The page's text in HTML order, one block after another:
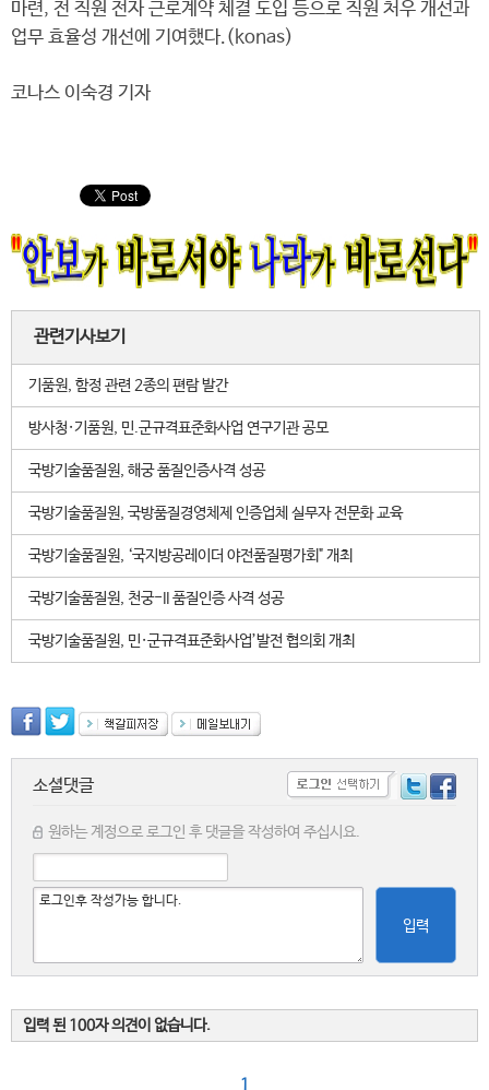
마련, 전 직원 전자 근로계약 체결 도입 등으로 직원 처우 개선과
업무 효율성 개선에 기여했다.(konas)
코나스 이숙경 기자
관련기사보기
기품원, 함정 관련 2종의 편람 발간
방사청·기품원, 민.군규격표준화사업 연구기관 공모
국방기술품질원, 해궁 품질인증사격 성공
국방기술품질원, 국방품질경영체제 인증업체 실무자 전문화 교육
국방기술품질원, ‘국지방공레이더 야전품질평가회" 개최
국방기술품질원, 천궁-II 품질인증 사격 성공
국방기술품질원, 민·군규격표준화사업’발전 협의회 개최
소셜댓글
원하는 계정으로 로그인 후 댓글을 작성하여 주십시요.
입력
입력 된 100자 의견이 없습니다.
1